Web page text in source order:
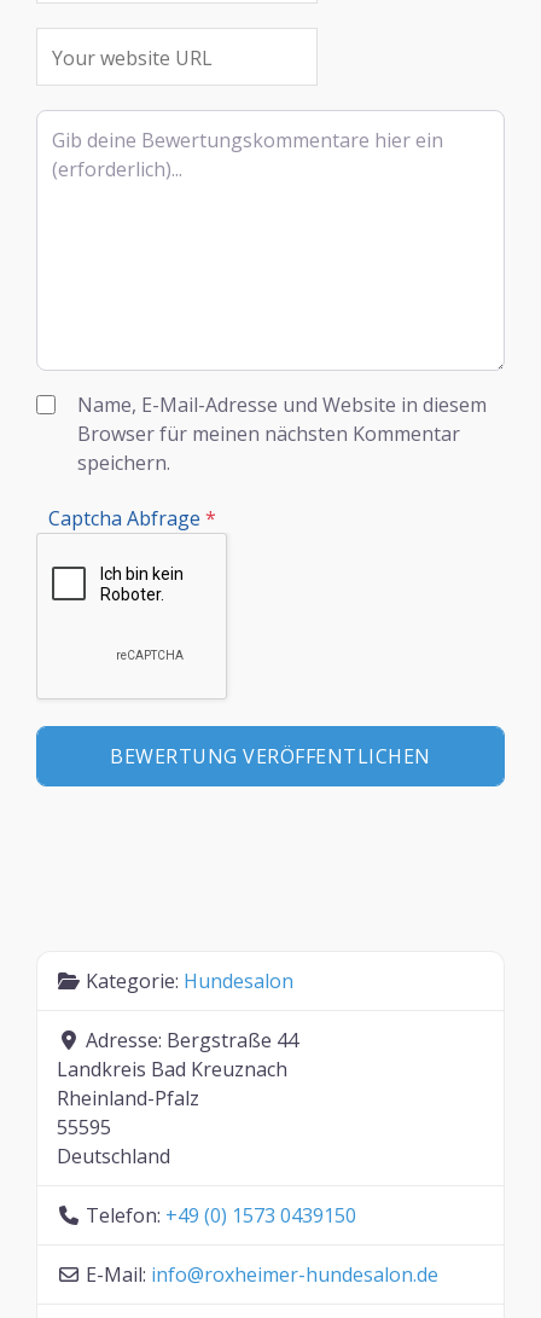
Rezensionstext
Name, E-Mail-Adresse und Website in diesem
Browser für meinen nächsten Kommentar
speichern.
Captcha Abfrage *
Kategorie: Hundesalon
Adresse: Bergstraße 44
Landkreis Bad Kreuznach
Rheinland-Pfalz
55595
Deutschland
Telefon: +49 (0) 1573 0439150
E-Mail: info@roxheimer-hundesalon.de